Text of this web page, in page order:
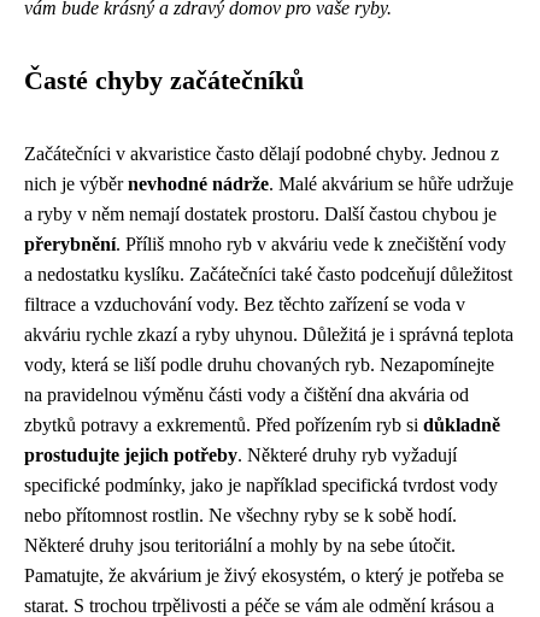
vám bude krásný a zdravý domov pro vaše ryby.
Časté chyby začátečníků
Začátečníci v akvaristice často dělají podobné chyby. Jednou z
nich je výběrnevhodné nádrže. Malé akvárium se hůře udržuje
a ryby v něm nemají dostatek prostoru. Další častou chybou je
přerybnění. Příliš mnoho ryb v akváriu vede k znečištění vody
a nedostatku kyslíku. Začátečníci také často podceňují důležitost
filtrace a vzduchování vody. Bez těchto zařízení se voda v
akváriu rychle zkazí a ryby uhynou. Důležitá je i správná teplota
vody, která se liší podle druhu chovaných ryb. Nezapomínejte
na pravidelnou výměnu části vody a čištění dna akvária od
zbytků potravy a exkrementů. Před pořízením ryb si důkladně
prostudujte jejich potřeby. Některé druhy ryb vyžadují
specifické podmínky, jako je například specifická tvrdost vody
nebo přítomnost rostlin. Ne všechny ryby se k sobě hodí.
Některé druhy jsou teritoriální a mohly by na sebe útočit.
Pamatujte, že akvárium je živý ekosystém, o který je potřeba se
starat. S trochou trpělivosti a péče se vám ale odmění krásou a